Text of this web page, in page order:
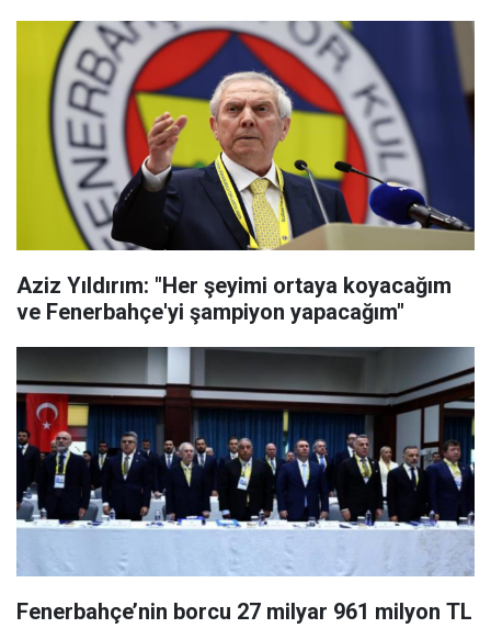
Aziz Yıldırım: "Her şeyimi ortaya koyacağım
ve Fenerbahçe'yi şampiyon yapacağım"
Fenerbahçe’nin borcu 27 milyar 961 milyon TL